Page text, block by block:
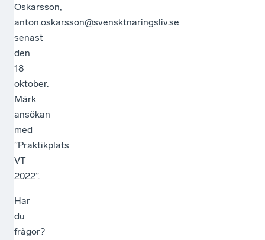
Oskarsson,
anton.oskarsson@svensktnaringsliv.se
senast
den
18
oktober.
Märk
ansökan
med
”Praktikplats
VT
2022”.
Har
du
frågor?